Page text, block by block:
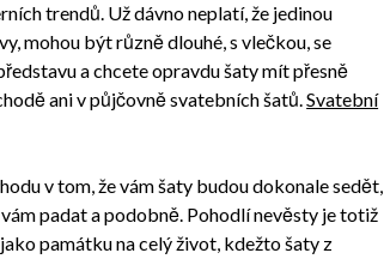
trendů. Už dávno neplatí, že jedinou
mohou být různě dlouhé, s vlečkou, se
a chcete opravdu šaty mít přesně
ani v půjčovně svatebních šatů.Svatební
v tom, že vám šaty budou dokonale sedět,
padat a podobně. Pohodlí nevěsty je totiž
památku na celý život, kdežto šaty z